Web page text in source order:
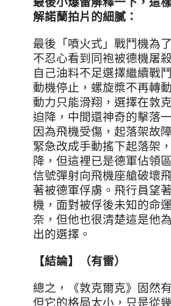
解諾蘭拍片的細膩：
最後「噴火式」戰鬥機為
不忍心看到同袍被德機屠
自己油料不足選擇繼續戰
動機停止，螺旋槳不再轉
動力只能滑翔，選擇在敦
迫降，中間還神奇的擊落
因為飛機受傷，起落架故
緊急改成手動搖下起落架
降，但這裡已是德軍佔領
信號彈射向飛機座艙破壞
著被德軍俘虜。飛行員望
機，面對被俘後未知的命
奈，但他也很清楚這是他
出的選擇。
【結論】（有雷）
總之，
《敦克爾克》固然
但它的格局太小，只是從